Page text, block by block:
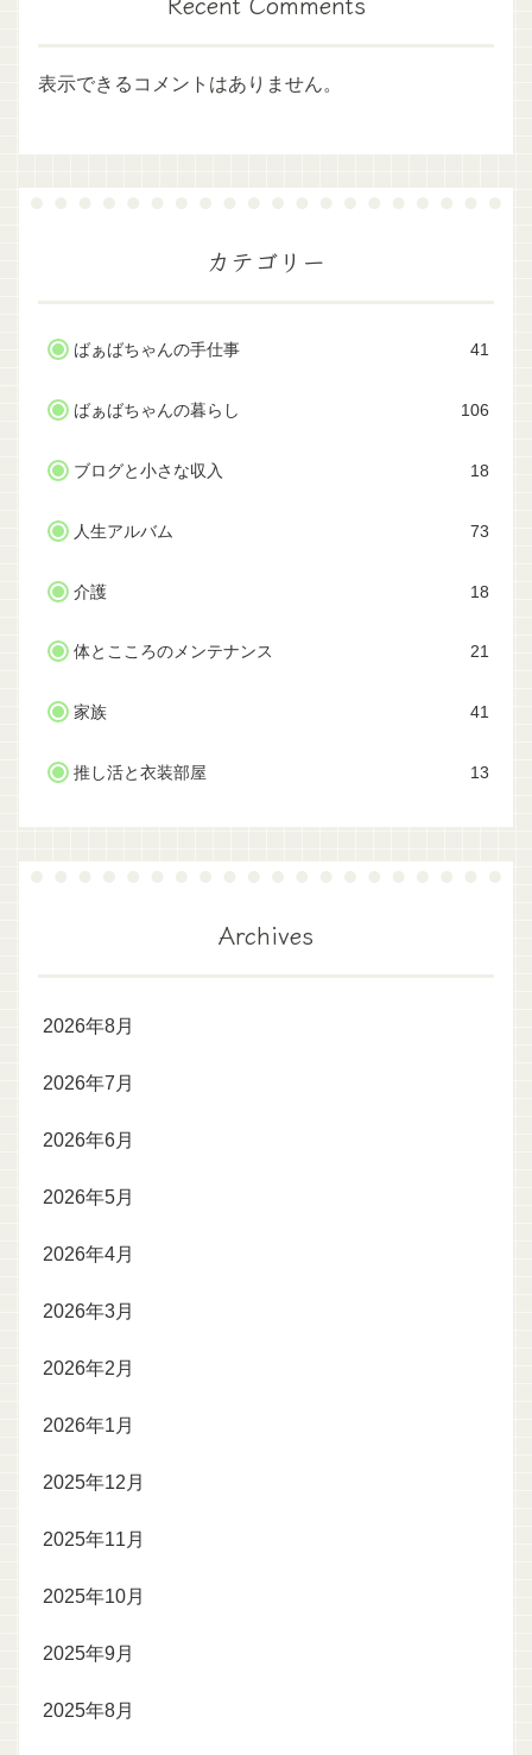
表示できるコメントはありません。
カテゴリー
ばぁばちゃんの手仕事 41
ばぁばちゃんの暮らし 106
ブログと小さな収入 18
人生アルバム 73
介護 18
体とこころのメンテナンス 21
家族 41
推し活と衣装部屋 13
Archives
2026年8月
2026年7月
2026年6月
2026年5月
2026年4月
2026年3月
2026年2月
2026年1月
2025年12月
2025年11月
2025年10月
2025年9月
2025年8月